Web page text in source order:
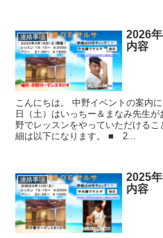
連絡事項
2026
内容
こんにちは。 中野イベントの案内
日（土）はいっちー＆まなみ先生
野でレッスンをやっていただける
細は以下になります。 ■ 2...
連絡事項
2025
内容